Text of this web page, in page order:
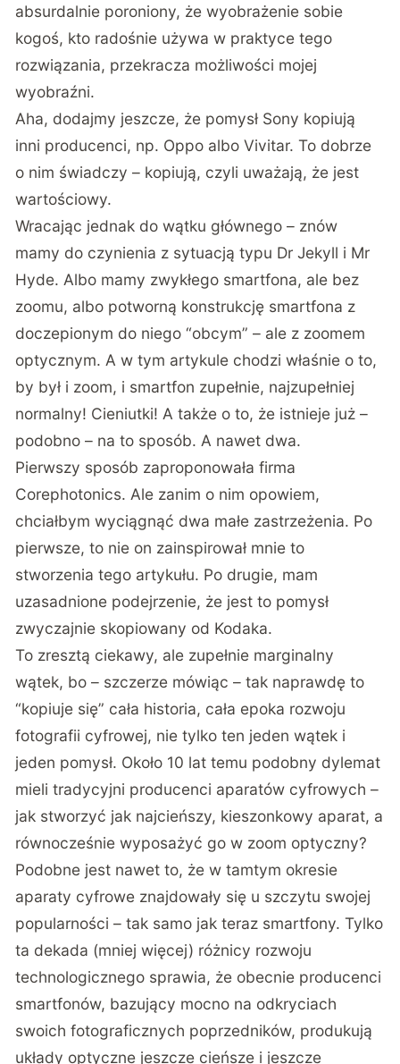
absurdalnie poroniony, że wyobrażenie sobie
kogoś, kto radośnie używa w praktyce tego
rozwiązania, przekracza możliwości mojej
wyobraźni.
Aha, dodajmy jeszcze, że pomysł Sony kopiują
inni producenci, np. Oppo albo Vivitar. To dobrze
o nim świadczy – kopiują, czyli uważają, że jest
wartościowy.
Wracając jednak do wątku głównego – znów
mamy do czynienia z sytuacją typu Dr Jekyll i Mr
Hyde. Albo mamy zwykłego smartfona, ale bez
zoomu, albo potworną konstrukcję smartfona z
doczepionym do niego “obcym” – ale z zoomem
optycznym. A w tym artykule chodzi właśnie o to,
by był i zoom, i smartfon zupełnie, najzupełniej
normalny! Cieniutki! A także o to, że istnieje już –
podobno – na to sposób. A nawet dwa.
Pierwszy sposób zaproponowała firma
Corephotonics. Ale zanim o nim opowiem,
chciałbym wyciągnąć dwa małe zastrzeżenia. Po
pierwsze, to nie on zainspirował mnie to
stworzenia tego artykułu. Po drugie, mam
uzasadnione podejrzenie, że jest to pomysł
zwyczajnie skopiowany od Kodaka.
To zresztą ciekawy, ale zupełnie marginalny
wątek, bo – szczerze mówiąc – tak naprawdę to
“kopiuje się” cała historia, cała epoka rozwoju
fotografii cyfrowej, nie tylko ten jeden wątek i
jeden pomysł. Około 10 lat temu podobny dylemat
mieli tradycyjni producenci aparatów cyfrowych –
jak stworzyć jak najcieńszy, kieszonkowy aparat, a
równocześnie wyposażyć go w zoom optyczny?
Podobne jest nawet to, że w tamtym okresie
aparaty cyfrowe znajdowały się u szczytu swojej
popularności – tak samo jak teraz smartfony. Tylko
ta dekada (mniej więcej) różnicy rozwoju
technologicznego sprawia, że obecnie producenci
smartfonów, bazujący mocno na odkryciach
swoich fotograficznych poprzedników, produkują
układy optyczne jeszcze cieńsze i jeszcze